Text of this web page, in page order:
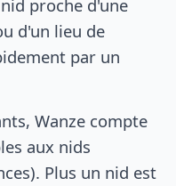
proche d'une
d'un lieu de
par un
Wanze compte
aux nids
Plus un nid est